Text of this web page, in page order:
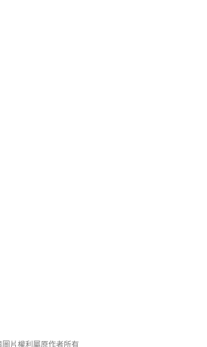
圖片權利屬原作者所有